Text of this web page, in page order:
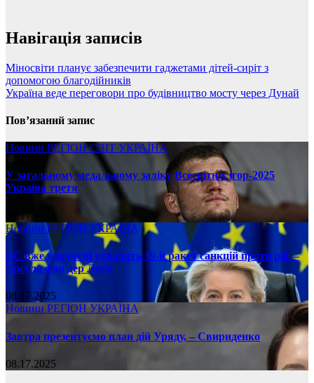
Навігація записів
Міносвіти планує забезпечити гаджетами дітей-сиріт з
допомогою благодійників
Україна веде переговори про будівництво мосту через Дунай
Пов’язаний запис
Новини РЕГІОНСВІТ УКРАЇНА
У загальному медальному заліку Всесвітніх ігор-2025
Україна третя
08.17.2025
НовиниРЕГІОН УКРАЇНА
ЄС вже у вересні ухвалить 19-й ракет санкцій проти рф, –
Урсула фон дер Ляєн
08.17.2025
Новини РЕГІОН УКРАЇНА
Завтра презентуємо план дій Уряду, – Свириденко
08.17.2025